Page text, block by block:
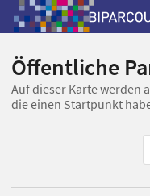
Öffentliche
Auf dieser Karte werden
die einen Startpunkt